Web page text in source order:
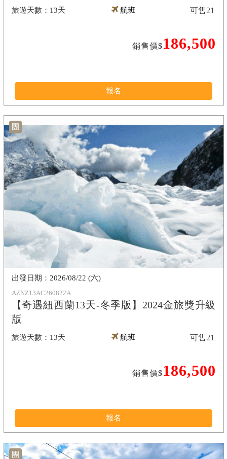
13天 航班
銷售價$186,500
可售21
報名
團
AZNZ13AC260822A
【奇遇紐西蘭13天-冬季版】2024金旅獎升級
版
13天
2026/08/22 (六)
航班
銷售價$186,500
可售21
報名
團